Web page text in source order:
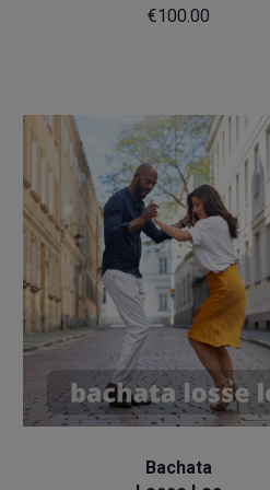
€100.00
Bachata